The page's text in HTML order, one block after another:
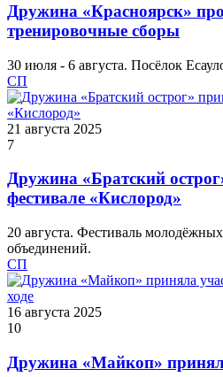
Дружина «Красноярск»
тренировочные сборы
30 июля - 6 августа. Посёлок
СП
21 августа 2025
7
Дружина «Братский
фестивале «Кислород»
20 августа. Фестиваль
объединений.
СП
16 августа 2025
10
Дружина «Майкоп»